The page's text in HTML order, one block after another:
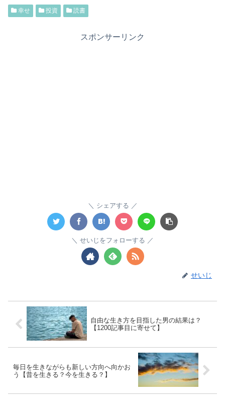
幸せ 投資 読書
スポンサーリンク
シェアする
せいじをフォローする
せいじ
自由な生き方を目指した男の結果は？
【1200記事目に寄せて】
毎日を生きながらも新しい方向へ向かお
う【昔を生きる？今を生きる？】